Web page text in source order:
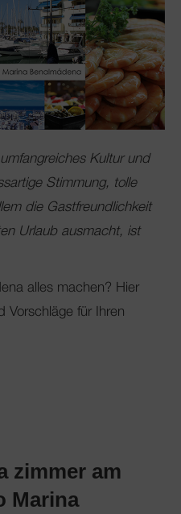
Kultur und
Stimmung, tolle
die Gastfreundlichkeit
Urlaub ausmacht, ist
alles machen? Hier
Vorschläge für Ihren
zimmer am
Marina